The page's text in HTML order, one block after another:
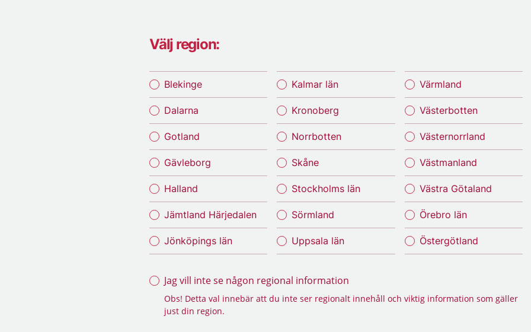
Välj region:
Blekinge
Dalarna
Gotland
Gävleborg
Halland
Jämtland Härjedalen
Jönköpings län
Kalmar län
Kronoberg
Norrbotten
Skåne
Stockholms län
Sörmland
Uppsala län
Värmland
Västerbotten
Västernorrland
Västmanland
Västra Götaland
Örebro län
Östergötland
Jag vill inte se någon regional information
Obs! Detta val innebär att du inte ser regionalt innehåll och viktig information som gäller
just din region.